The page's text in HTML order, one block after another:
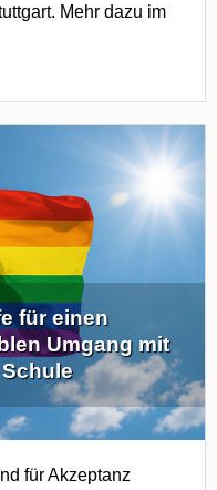
Mehr dazu im
für einen
Umgang mit
für Akzeptanz